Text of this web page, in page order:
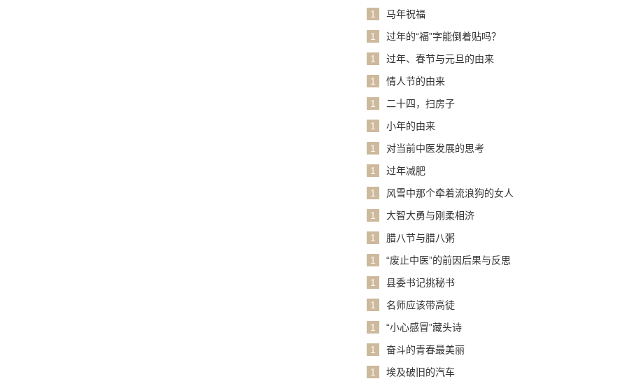
1
马年祝福
1
过年的“福”字能倒着贴吗？
1
过年、春节与元旦的由来
1
情人节的由来
1
二十四，扫房子
1
小年的由来
1
对当前中医发展的思考
1
过年减肥
1
风雪中那个牵着流浪狗的女人
1
大智大勇与刚柔相济
1
腊八节与腊八粥
1
“废止中医”的前因后果与反思
1
县委书记挑秘书
1
名师应该带高徒
1
“小心感冒”藏头诗
1
奋斗的青春最美丽
1
埃及破旧的汽车